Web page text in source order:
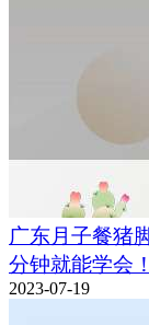
广东月子餐猪
分钟就能学会！
2023-07-19